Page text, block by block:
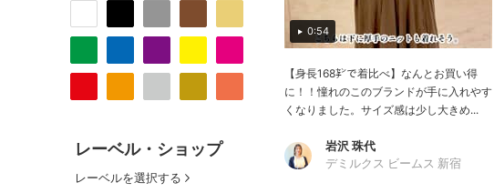
レーベル・ショップ
レーベルを選択する
0:54
【身長168㌢で着比べ】なんとお買い得
に！！憧れのこのブランドが手に入れやす
くなりました。サイズ感は少し大きめ...
岩沢 珠代
デミルクス ビームス 新宿